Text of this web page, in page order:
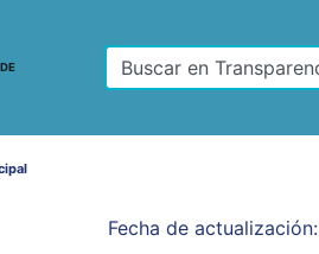
Fecha de actualización: